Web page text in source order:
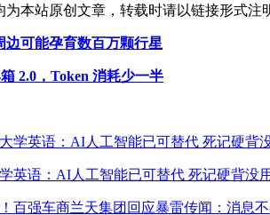
本站原创文章，转载时请以链接形式注
可能孕育数百万颗行星
2.0，Token 消耗少一半
英语：AI人工智能已可替代 死记硬背没